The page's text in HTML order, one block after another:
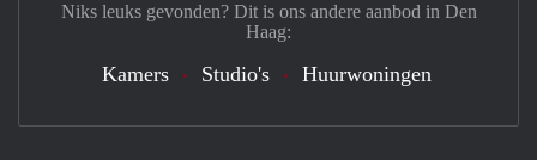
Niks leuks gevonden? Dit is ons andere aanbod in Den
Haag:
Kamers Studio's Huurwoningen